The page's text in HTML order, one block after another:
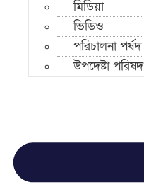
মিডিয়া
ভিডিও
পরিচালনা পর্ষদ
উপদেষ্টা পরিষদ